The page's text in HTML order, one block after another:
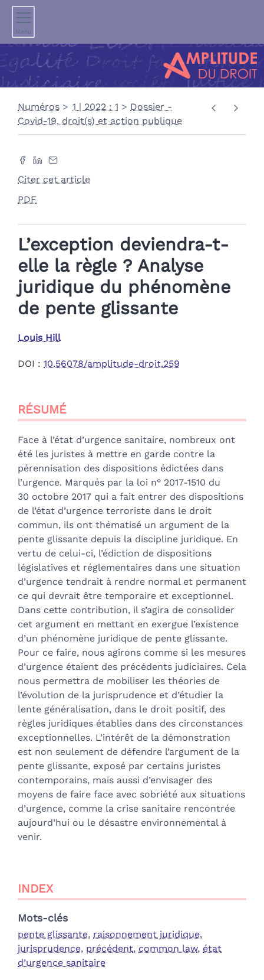
Menu
Numéros 1 | 2022 : 1
Dossier -
Covid-19, droit(s) et action publique
Citer cet article
PDF
L’exception deviendra-t-
elle la règle ? Analyse
juridique du phénomène
de pente glissante
Louis Hill
DOI : 10.56078/amplitude-droit.259
Index
Plan
Texte
Bibliographie
Notes
Citer cet article
Auteur
RÉSUMÉ
Face à l’état d’urgence sanitaire, nombreux ont
été les juristes à mettre en garde contre la
pérennisation des dispositions édictées dans
l’urgence. Marqués par la loi n° 2017-1510 du
30 octobre 2017 qui a fait entrer des dispositions
de l’état d’urgence terroriste dans le droit
commun, ils ont thématisé un argument de la
pente glissante depuis la discipline juridique. En
vertu de celui-ci, l’édiction de dispositions
législatives et réglementaires dans une situation
d’urgence tendrait à rendre normal et permanent
ce qui devrait être temporaire et exceptionnel.
Dans cette contribution, il s’agira de consolider
cet argument en mettant en exergue l’existence
d’un phénomène juridique de pente glissante.
Pour ce faire, nous agirons comme si les mesures
d’urgence étaient des précédents judiciaires. Cela
nous permettra de mobiliser les théories de
l’évolution de la jurisprudence et d’étudier la
lente généralisation, dans le droit positif, des
règles juridiques établies dans des circonstances
exceptionnelles. L’intérêt de la démonstration
est non seulement de défendre l’argument de la
pente glissante, exposé par certains juristes
contemporains, mais aussi d’envisager des
moyens de faire face avec sobriété aux situations
d’urgence, comme la crise sanitaire rencontrée
aujourd’hui ou le désastre environnemental à
venir.
INDEX
Mots-clés
pente glissante, raisonnement juridique,
jurisprudence, précédent, common law, état
d’urgence sanitaire